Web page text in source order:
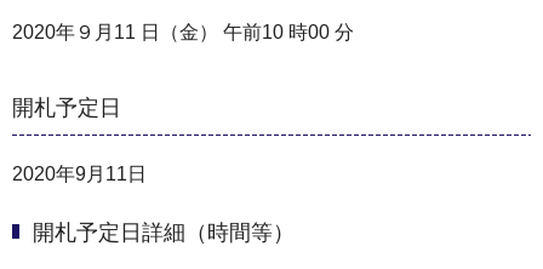
2020年９月11 日（金） 午前10 時00 分
開札予定日
2020年9月11日
開札予定日詳細（時間等）